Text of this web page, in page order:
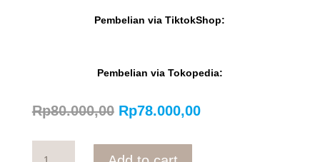
Pembelian via TiktokShop:
Pembelian via Tokopedia:
Rp80.000,00 Original
was:
Rp78.000,00Current